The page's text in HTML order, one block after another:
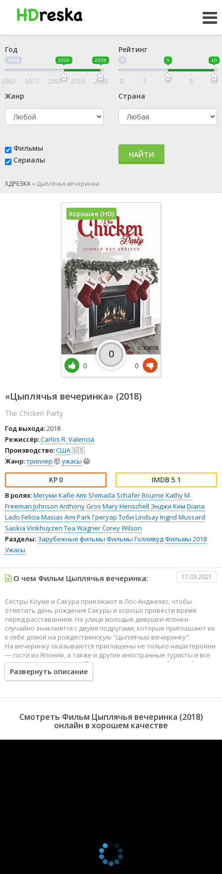
Год
1960 2000 2026
1960 1977 1993 2010 2026
Рейтинг
0 5 10
0 3 5 8 10
Жанр Страна
Фильмы
Сериалы
НАЙТИ
ХДРЕЗКА» Цыплячья вечеринка
«Цыплячья вечеринка» (2018)
The Chicken Party
Год выхода:2018
Режиссёр:Carlos R. Valencia
Производство:США🇺🇸
Жанр:триллер 🤯ужасы 😱
0 5.1
В ролях:Мегуми Кабе Ami Shimada Schafer Bourne Kathy M.
Freeman Johnson Anthony Gros Mary Henschell Энджи Ким Diana
Lado Felicia Masias Ami Park Грегуар Тоби Lindsay Ingrid Mussard
Saskia Vinkhuyzen Tea WagnerCorey Wilson
Разделы: Зарубежные фильмы Фильмы Голливуд Фильмы 2018
Ужасы
Хорошее (HD)
0
0
0
О чем Фильм Цыплячья вечеринка: 17.03.2021
Сестры Коуме и Сакура приезжают в Лос-Анджелес, чтобы
отметить день рождения Сакуры и хорошо провести время
перед расставанием. На улице молодые девушки-японки
случайно знакомятся с двумя подругами, которые приглашают их
к себе домой на рождественскую "Цыплячью вечеринку".
На вечеринку оказываются приглашены не только наши героини
— гости из Японии, а также и другие иностранные туристы и все
проходит весело и спокойно в довольно дружеской атмосфере и
ничто не предвещает беды, пока хозяева-американцы не
делают своим гостям необычный сюрприз.
Развернуть описание
Смотреть Фильм Цыплячья вечеринка (2018)
онлайн в хорошем качестве